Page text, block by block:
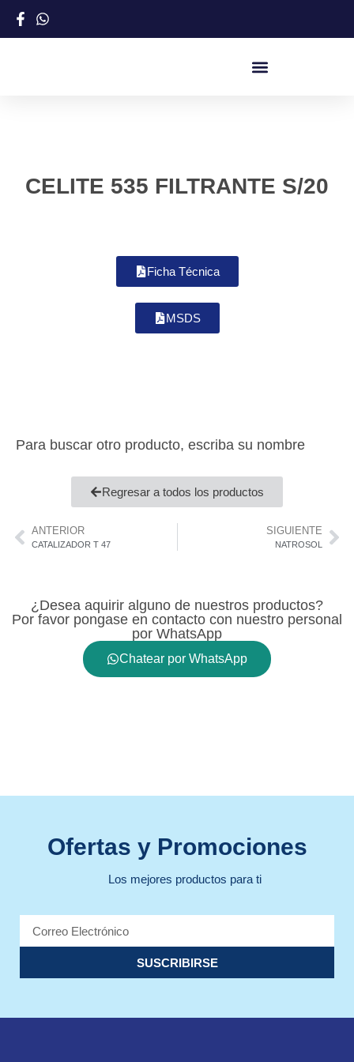
CELITE 535 FILTRANTE S/20
Ficha Técnica
MSDS
Para buscar otro producto, escriba su nombre
Regresar a todos los productos
ANTERIOR
CATALIZADOR T 47
SIGUIENTE
NATROSOL
¿Desea aquirir alguno de nuestros productos?
Por favor pongase en contacto con nuestro personal
por WhatsApp
Chatear por WhatsApp
Ofertas y Promociones
Los mejores productos para ti
SUSCRIBIRSE